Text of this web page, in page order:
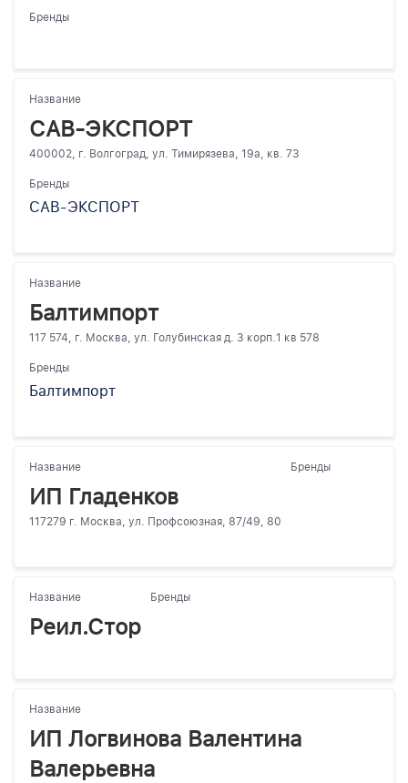
Бренды
Название
САВ-ЭКСПОРТ
400002, г. Волгоград, ул. Тимирязева, 19а, кв. 73
Бренды
САВ-ЭКСПОРТ
Название
Балтимпорт
117 574, г. Москва, ул. Голубинская д. 3 корп.1 кв 578
Бренды
Балтимпорт
Название
ИП Гладенков
117279 г. Москва, ул. Профсоюзная, 87/49, 80
Бренды
Название
Реил.Стор
Бренды
Название
ИП Логвинова Валентина
Валерьевна